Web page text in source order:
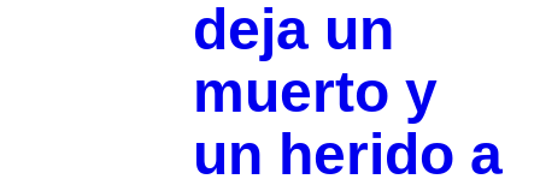
deja un
muerto y
un herido a